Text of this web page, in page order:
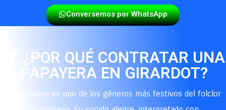
Conversemos por WhatsApp
🎷 ¿POR QUÉ CONTRATAR UNA
PAPAYERA EN GIRARDOT?
La papayera es uno de los géneros más festivos del folclor